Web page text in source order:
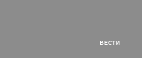
ВЕСТИ